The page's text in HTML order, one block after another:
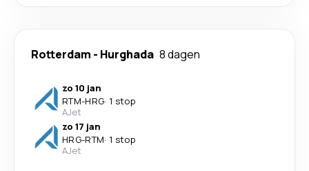
Rotterdam - Hurghada 8 dagen
zo 10 jan
RTM-HRG· 1 stop
AJet
zo 17 jan
HRG-RTM· 1 stop
AJet